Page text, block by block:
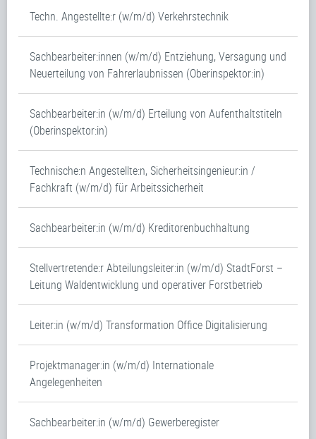
Techn. Angestellte:r (w/m/d) Verkehrstechnik
Sachbearbeiter:innen (w/m/d) Entziehung, Versagung und
Neuerteilung von Fahrerlaubnissen (Oberinspektor:in)
Sachbearbeiter:in (w/m/d) Erteilung von Aufenthaltstiteln
(Oberinspektor:in)
Technische:n Angestellte:n, Sicherheitsingenieur:in /
Fachkraft (w/m/d) für Arbeitssicherheit
Sachbearbeiter:in (w/m/d) Kreditorenbuchhaltung
Stellvertretende:r Abteilungsleiter:in (w/m/d) StadtForst –
Leitung Waldentwicklung und operativer Forstbetrieb
Leiter:in (w/m/d) Transformation Office Digitalisierung
Projektmanager:in (w/m/d) Internationale
Angelegenheiten
Sachbearbeiter:in (w/m/d) Gewerberegister